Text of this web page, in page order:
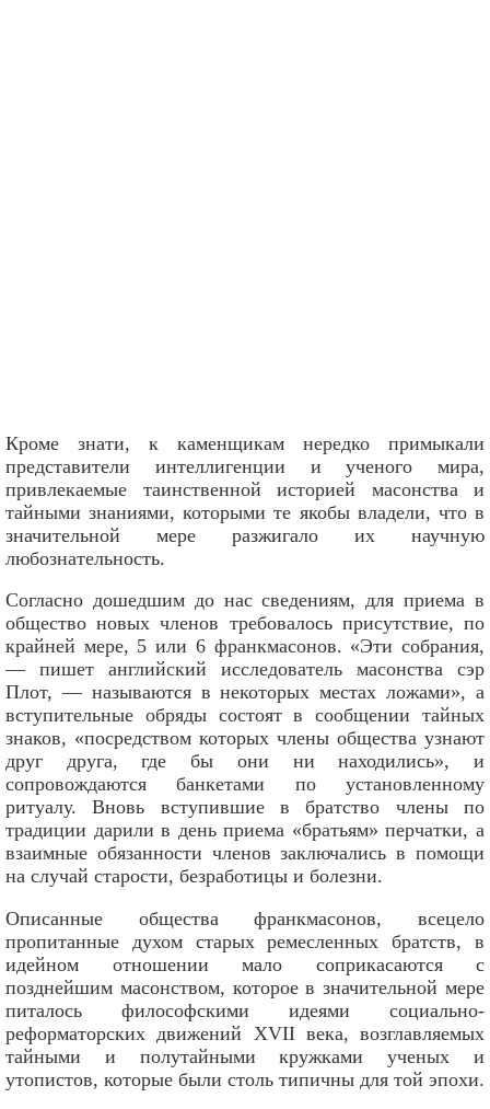
Кроме знати, к каменщикам нередко примыкали
представители интеллигенции и ученого мира,
привлекаемые таинственной историей масонства и
тайными знаниями, которыми те якобы владели, что в
значительной мере разжигало их научную
любознательность.
Согласно дошедшим до нас сведениям, для приема в
общество новых членов требовалось присутствие, по
крайней мере, 5 или 6 франкмасонов. «Эти собрания,
— пишет английский исследователь масонства сэр
Плот, — называются в некоторых местах ложами», а
вступительные обряды состоят в сообщении тайных
знаков, «посредством которых члены общества узнают
друг друга, где бы они ни находились», и
сопровождаются банкетами по установленному
ритуалу. Вновь вступившие в братство члены по
традиции дарили в день приема «братьям» перчатки, а
взаимные обязанности членов заключались в помощи
на случай старости, безработицы и болезни.
Описанные общества франкмасонов, всецело
пропитанные духом старых ремесленных братств, в
идейном отношении мало соприкасаются с
позднейшим масонством, которое в значительной мере
питалось философскими идеями социально-
реформаторских движений XVII века, возглавляемых
тайными и полутайными кружками ученых и
утопистов, которые были столь типичны для той эпохи.